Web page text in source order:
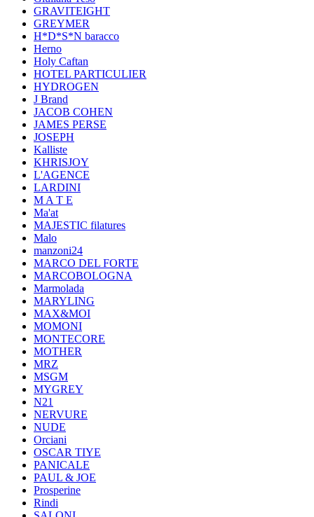
GRAVITEIGHT
GREYMER
H*D*S*N baracco
Herno
Holy Caftan
HOTEL PARTICULIER
HYDROGEN
J Brand
JACOB COHEN
JAMES PERSE
JOSEPH
Kalliste
KHRISJOY
L'AGENCE
LARDINI
M A T E
Ma'at
MAJESTIC filatures
Malo
manzoni24
MARCO DEL FORTE
MARCOBOLOGNA
Marmolada
MARYLING
MAX&MOI
MOMONI
MONTECORE
MOTHER
MRZ
MSGM
MYGREY
N21
NERVURE
NUDE
Orciani
OSCAR TIYE
PANICALE
PAUL & JOE
Prosperine
Rindi